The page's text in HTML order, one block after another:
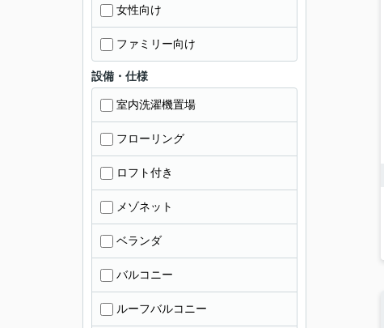
女性向け
ファミリー向け
設備・仕様
室内洗濯機置場
フローリング
ロフト付き
メゾネット
ベランダ
バルコニー
ルーフバルコニー